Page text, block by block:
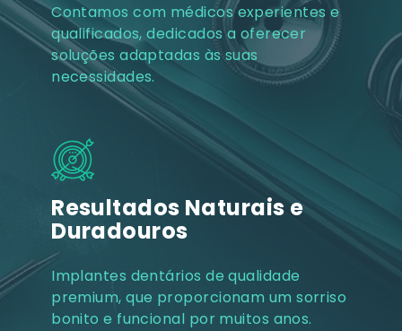
Contamos com médicos experientes e
qualificados, dedicados a oferecer
soluções adaptadas às suas
necessidades.
Resultados Naturais e
Duradouros
Implantes dentários de qualidade
premium, que proporcionam um sorriso
bonito e funcional por muitos anos.